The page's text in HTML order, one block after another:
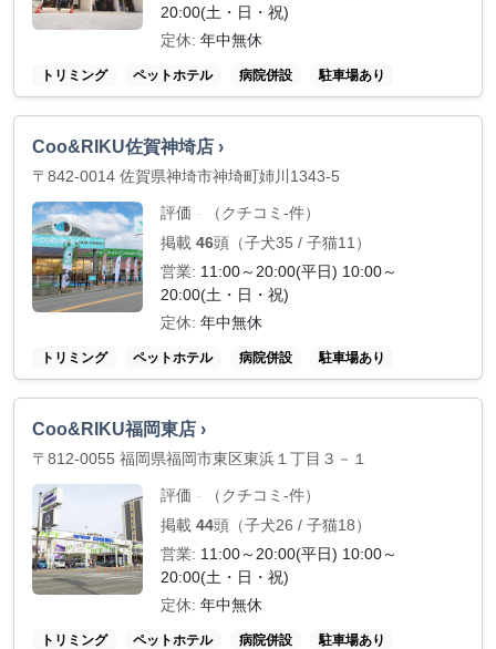
20:00(土・日・祝)
定休: 年中無休
トリミング ペットホテル 病院併設 駐車場あり
Coo&RIKU佐賀神埼店 ›
〒842-0014 佐賀県神埼市神埼町姉川1343-5
評価 -
（クチコミ-件）
掲載 46頭（子犬35 / 子猫11）
営業: 11:00～20:00(平日) 10:00～
20:00(土・日・祝)
定休: 年中無休
トリミング ペットホテル 病院併設 駐車場あり
Coo&RIKU福岡東店 ›
〒812-0055 福岡県福岡市東区東浜１丁目３－１
評価 -
（クチコミ-件）
掲載 44頭（子犬26 / 子猫18）
営業: 11:00～20:00(平日) 10:00～
20:00(土・日・祝)
定休: 年中無休
トリミング ペットホテル 病院併設 駐車場あり